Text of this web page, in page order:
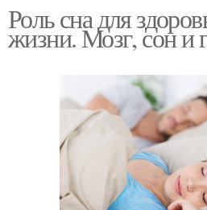
Роль сна для
жизни. Мозг, сон и